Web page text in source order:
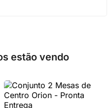
estão vendo